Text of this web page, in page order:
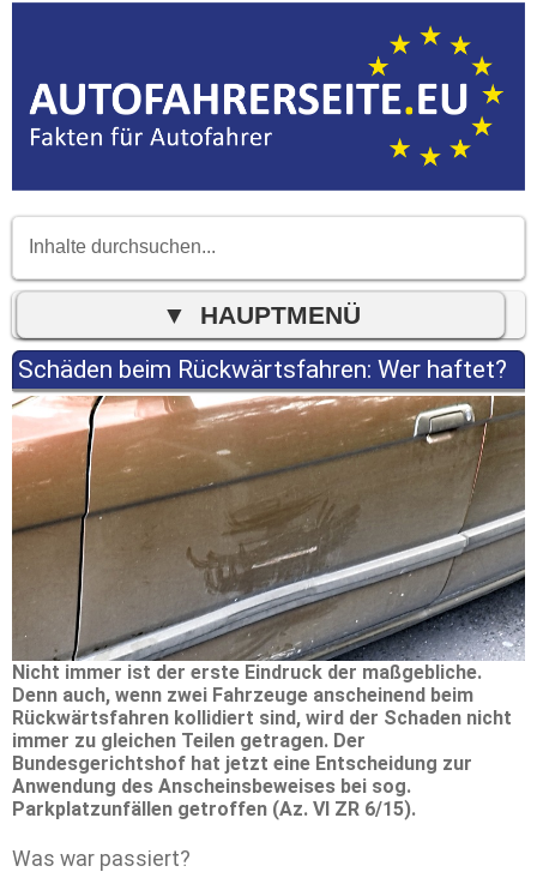
Schäden beim Rückwärtsfahren: Wer haftet?
Nicht immer ist der erste Eindruck der maßgebliche.
Denn auch, wenn zwei Fahrzeuge anscheinend beim
Rückwärtsfahren kollidiert sind, wird der Schaden nicht
immer zu gleichen Teilen getragen. Der
Bundesgerichtshof hat jetzt eine Entscheidung zur
Anwendung des Anscheinsbeweises bei sog.
Parkplatzunfällen getroffen (Az. VI ZR 6/15).
Was war passiert?